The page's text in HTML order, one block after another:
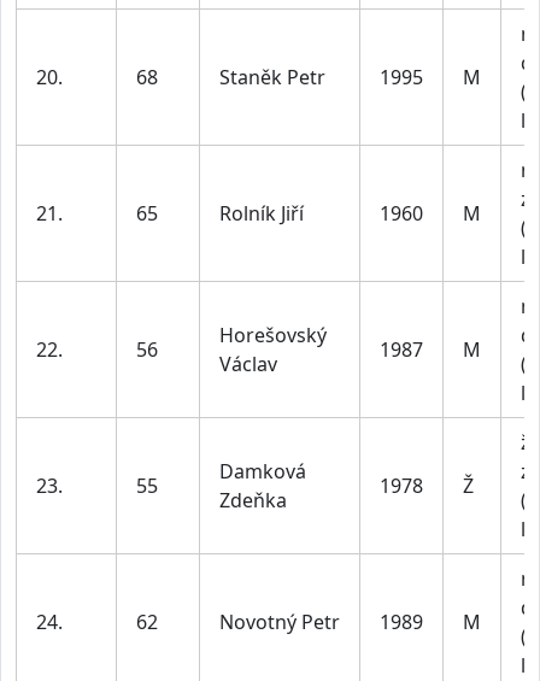
20. 68 Staněk Petr 1995 M
21. 65 Rolník Jiří 1960 M
22. 56
Horešovský
Václav
1987 M
23. 55
Damková
Zdeňka
1978 Ž
24. 62 Novotný Petr 1989 M